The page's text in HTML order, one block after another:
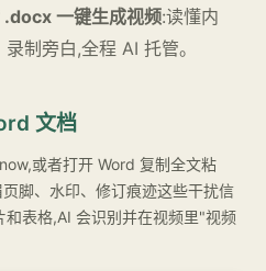
一键生成视频:读懂内
制旁白,全程 AI 托管。
文档
或者打开 Word 复制全文粘
脚、水印、修订痕迹这些干扰信
表格,AI 会识别并在视频里"视频